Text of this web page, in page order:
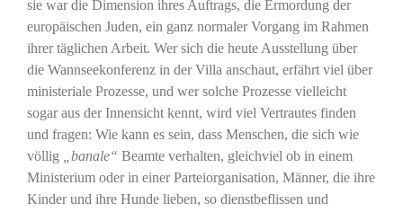
sie war die Dimension ihres Auftrags, die Ermordung der
europäischen Juden, ein ganz normaler Vorgang im Rahmen
ihrer täglichen Arbeit. Wer sich die heute Ausstellung über
die Wannseekonferenz in der Villa anschaut, erfährt viel über
ministeriale Prozesse, und wer solche Prozesse vielleicht
sogar aus der Innensicht kennt, wird viel Vertrautes finden
und fragen: Wie kann es sein, dass Menschen, die sich wie
völlig „banale“ Beamte verhalten, gleichviel ob in einem
Ministerium oder in einer Parteiorganisation, Männer, die ihre
Kinder und ihre Hunde lieben, so dienstbeflissen und